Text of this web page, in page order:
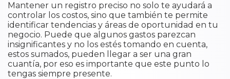
Mantener un registro preciso no solo te ayudará a
controlar los costos, sino que también te permite
identificar tendencias y áreas de oportunidad en tu
negocio. Puede que algunos gastos parezcan
insignificantes y no los estés tomando en cuenta,
estos sumados, pueden llegar a ser una gran
cuantía, por eso es importante que este punto lo
tengas siempre presente.